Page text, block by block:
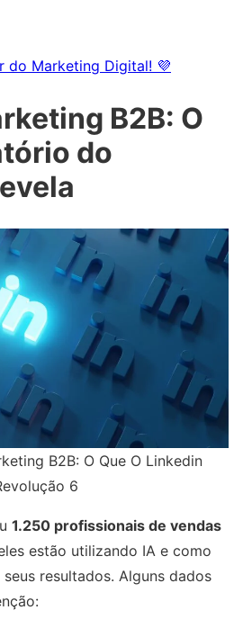
do Marketing Digital! 💜
B2B: O
do
B2B: O Que O Linkedin
6
1.250 profissionais de vendas
estão utilizando IA e como
resultados. Alguns dados